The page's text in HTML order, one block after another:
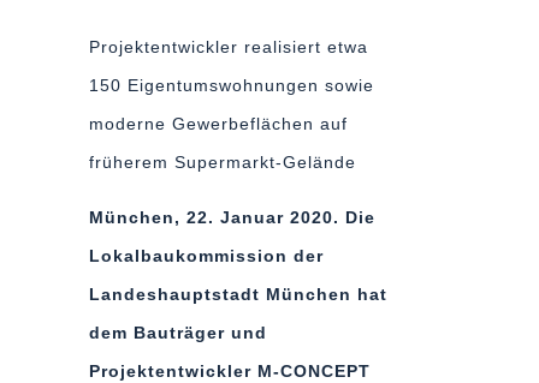
Projektentwickler realisiert etwa
150 Eigentumswohnungen sowie
moderne Gewerbeflächen auf
früherem Supermarkt-Gelände
München, 22. Januar 2020. Die
Lokalbaukommission der
Landeshauptstadt München hat
dem Bauträger und
Projektentwickler M-CONCEPT